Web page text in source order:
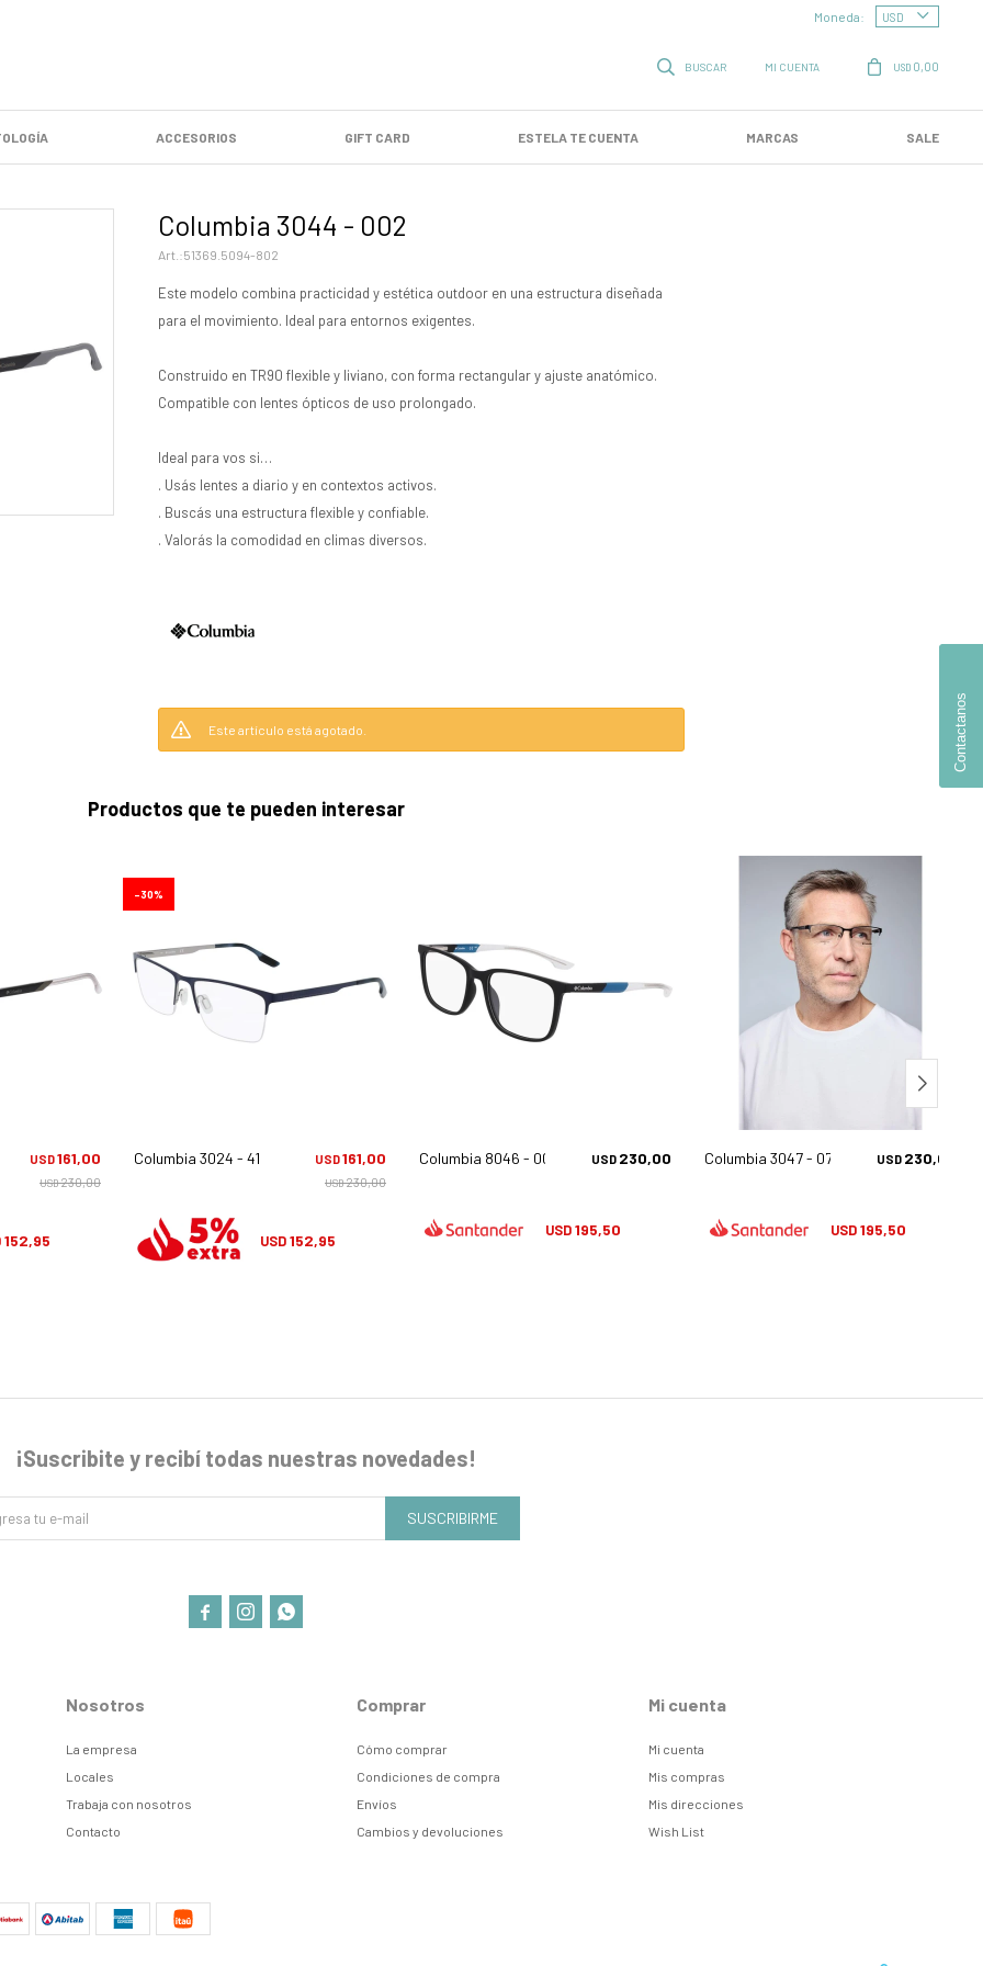
ACCESORIOS GIFT CARD ESTELA TE CUENTA MARCAS SALE
USD 0,00
Moneda:
Columbia 3044 - 002
51369.5094-802
Este modelo combina practicidad y estética outdoor en una estructura diseñada
para el movimiento. Ideal para entornos exigentes.
Construido en TR90 flexible y liviano, con forma rectangular y ajuste anatómico.
Compatible con lentes ópticos de uso prolongado.
Ideal para vos si…
. Usás lentes a diario y en contextos activos.
. Buscás una estructura flexible y confiable.
. Valorás la comodidad en climas diversos.
Este artículo está agotado.
Productos que te pueden interesar
USD161,00
USD230,00
152,95
Columbia 3024 - 410 USD161,00
USD230,00
30
USD152,95
Columbia 8046 - 002 USD 230,00
USD195,50
Columbia 3047 - 070 USD 230,00
USD195,50
Nosotros
La empresa
Locales
Trabaja con nosotros
Contacto
Comprar
Cómo comprar
Condiciones de compra
Envíos
Cambios y devoluciones
Mi cuenta
Mi cuenta
Mis compras
Mis direcciones
Wish List
¡Suscribite y recibí todas nuestras novedades!
SUSCRIBIRME
  
Contactanos